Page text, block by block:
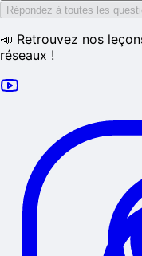
Répondez à toutes les
📣 Retrouvez nos
réseaux !